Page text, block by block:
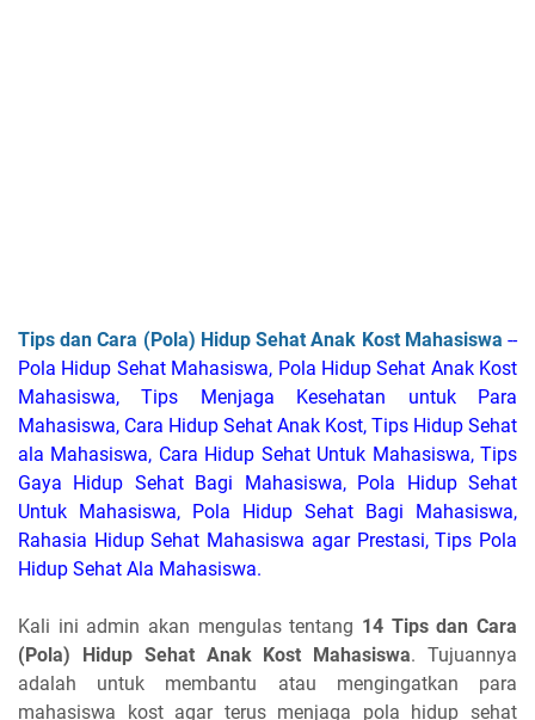
Tips dan Cara (Pola) Hidup Sehat Anak Kost Mahasiswa --
Pola Hidup Sehat Mahasiswa, Pola Hidup Sehat Anak Kost
Mahasiswa, Tips Menjaga Kesehatan untuk Para
Mahasiswa, Cara Hidup Sehat Anak Kost, Tips Hidup Sehat
ala Mahasiswa, Cara Hidup Sehat Untuk Mahasiswa, Tips
Gaya Hidup Sehat Bagi Mahasiswa, Pola Hidup Sehat
Untuk Mahasiswa, Pola Hidup Sehat Bagi Mahasiswa,
Rahasia Hidup Sehat Mahasiswa agar Prestasi, Tips Pola
Hidup Sehat Ala Mahasiswa.
Kali ini admin akan mengulas tentang 14 Tips dan Cara
(Pola) Hidup Sehat Anak Kost Mahasiswa. Tujuannya
adalah untuk membantu atau mengingatkan para
mahasiswa kost agar terus menjaga pola hidup sehat